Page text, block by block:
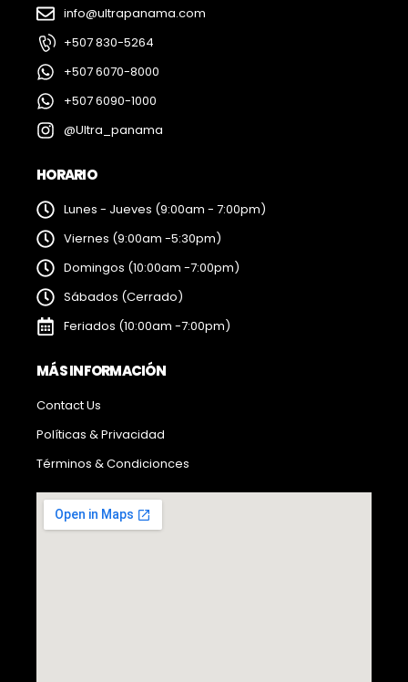
info@ultrapanama.com
+507 830-5264
+507 6070-8000
+507 6090-1000
@Ultra_panama
HORARIO
Lunes - Jueves (9:00am - 7:00pm)
Viernes (9:00am -5:30pm)
Domingos (10:00am -7:00pm)
Sábados (Cerrado)
Feriados (10:00am -7:00pm)
MÁS INFORMACIÓN
Contact Us
Políticas & Privacidad
Términos & Condicionces